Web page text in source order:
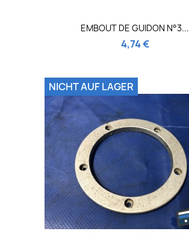
EMBOUT DE GUIDON N°3...
4,74 €
NICHT AUF LAGER